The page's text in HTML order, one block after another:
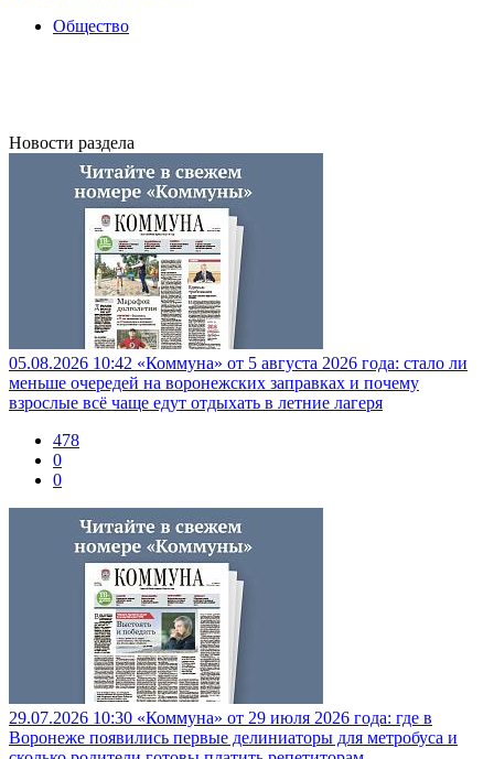
Общество
Новости раздела
05.08.2026 10:42 «Коммуна» от 5 августа 2026 года: стало ли
меньше очередей на воронежских заправках и почему
взрослые всё чаще едут отдыхать в летние лагеря
478
0
0
29.07.2026 10:30 «Коммуна» от 29 июля 2026 года: где в
Воронеже появились первые делиниаторы для метробуса и